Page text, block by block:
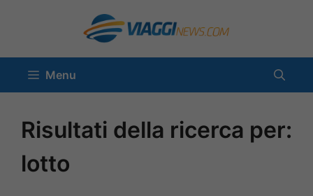
contenuto
Menu
Risultati della ricerca per:
lotto